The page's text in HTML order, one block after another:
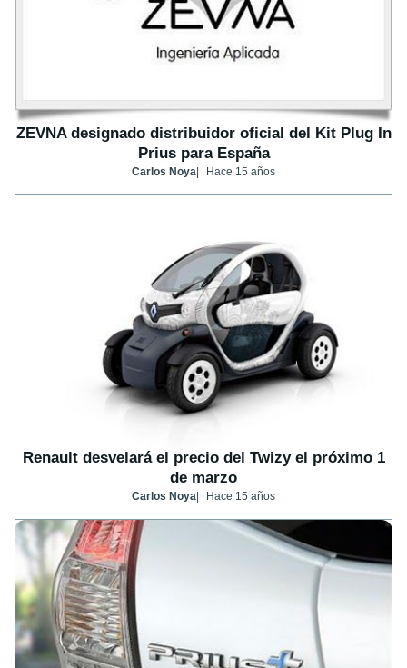
ZEVNA designado distribuidor oficial del Kit Plug In
Prius para España
Carlos Noya Hace 15 años
Renault desvelará el precio del Twizy el próximo 1
de marzo
Carlos Noya Hace 15 años